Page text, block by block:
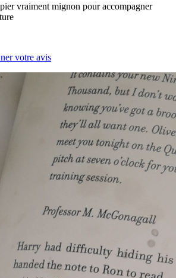
vraiment mignon pour accompagner
votre avis